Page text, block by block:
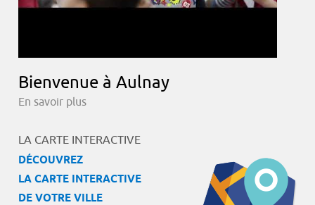
Bienvenue à Aulnay
En savoir plus
LA CARTE INTERACTIVE
DÉCOUVREZ
LA CARTE INTERACTIVE
DE VOTRE VILLE